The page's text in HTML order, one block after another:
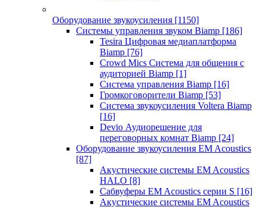
Оборудование звукоусиления [1150]
Системы управления звуком Biamp [186]
Tesira Цифровая медиаплатформа
Biamp [76]
Crowd Mics Система для общения с
аудиторией Biamp [1]
Система управления Biamp [16]
Громкоговорители Biamp [53]
Система звукоусиления Voltera Biamp
[16]
Devio Аудиорешение для
переговорных комнат Biamp [24]
Оборудование звукоусиления EM Acoustics
[87]
Акустические системы EM Acoustics
HALO [8]
Сабвуферы EM Acoustics серии S [16]
Акустические системы EM Acoustics